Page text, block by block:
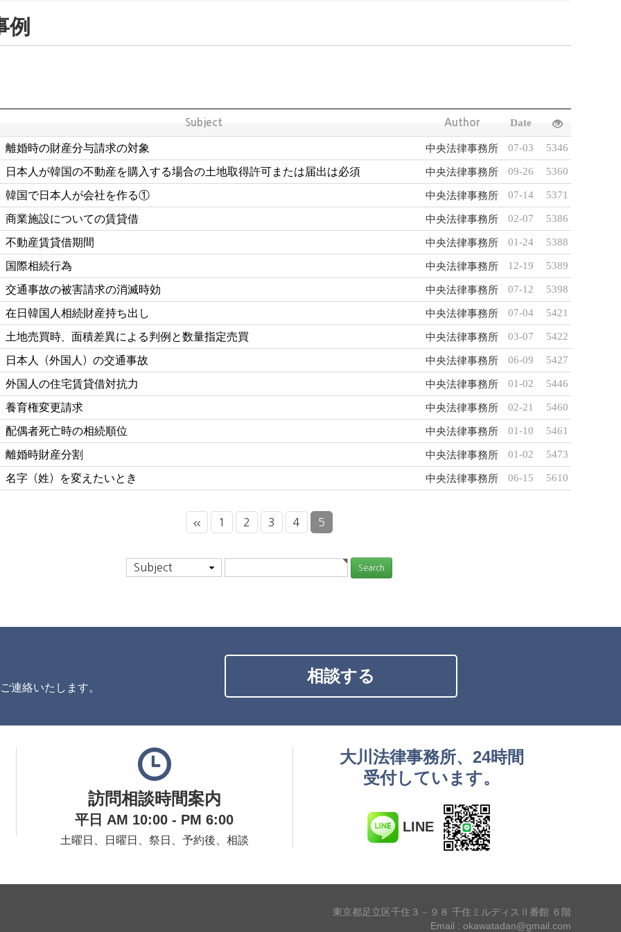
例
Subject Author Date
離婚時の財産分与請求の対象 中央法律事務所 07-03 5346
日本人が韓国の不動産を購入する場合の土地取得許可または届出は必須 中央法律事務所 09-26 5360
韓国で日本人が会社を作る① 中央法律事務所 07-14 5371
商業施設についての賃貸借 中央法律事務所 02-07 5386
不動産賃貸借期間 中央法律事務所 01-24 5388
国際相続行為 中央法律事務所 12-19 5389
交通事故の被害請求の消滅時効 中央法律事務所 07-12 5398
在日韓国人相続財産持ち出し 中央法律事務所 07-04 5421
土地売買時、面積差異による判例と数量指定売買 中央法律事務所 03-07 5422
日本人（外国人）の交通事故 中央法律事務所 06-09 5427
外国人の住宅賃貸借対抗力 中央法律事務所 01-02 5446
養育権変更請求 中央法律事務所 02-21 5460
配偶者死亡時の相続順位 中央法律事務所 01-10 5461
離婚時財産分割 中央法律事務所 01-02 5473
名字（姓）を変えたいとき 中央法律事務所 06-15 5610
1 2 3 4 5
Subject
連絡いたします。
相談する
訪問相談時間案内
平日 AM 10:00 - PM 6:00
土曜日、日曜日、祭日、予約後、相談
大川法律事務所、24時間
受付しています。
LINE
東京都足立区千住３－９８ 千住ミルディスⅡ番館 ６階
Email : okawatadan@gmail.com